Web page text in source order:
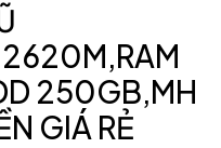
250GB,MH
GIÁ RẺ